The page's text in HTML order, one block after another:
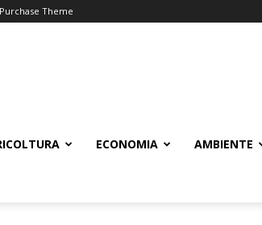
Purchase Theme
ECONOMIA AMBIENTE